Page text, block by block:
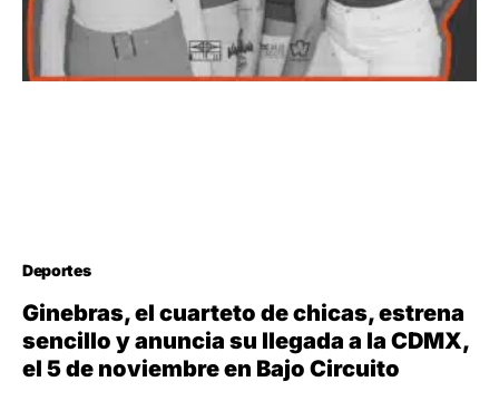
Deportes
Ginebras, el cuarteto de chicas, estrena
sencillo y anuncia su llegada a la CDMX,
el 5 de noviembre en Bajo Circuito